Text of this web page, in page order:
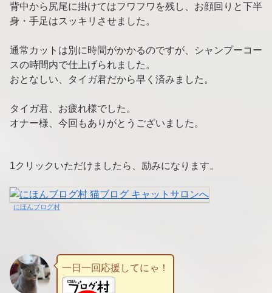
背中から尻尾に掛けてはフワフワを残し、お顔回りと下半
身・手足はスッキリさせました。
通常カットは別に時間がかかるのですが、シャンプーコー
スの時間内で仕上げられました。
おとなしい、タイガ君だから早く済みました。
タイガ君、お疲れ様でした。
オナー様、今回もありがとうございました。
1クリックいただけましたら、励みになります。
にほんブログ村
一日一回応援してにゃ！